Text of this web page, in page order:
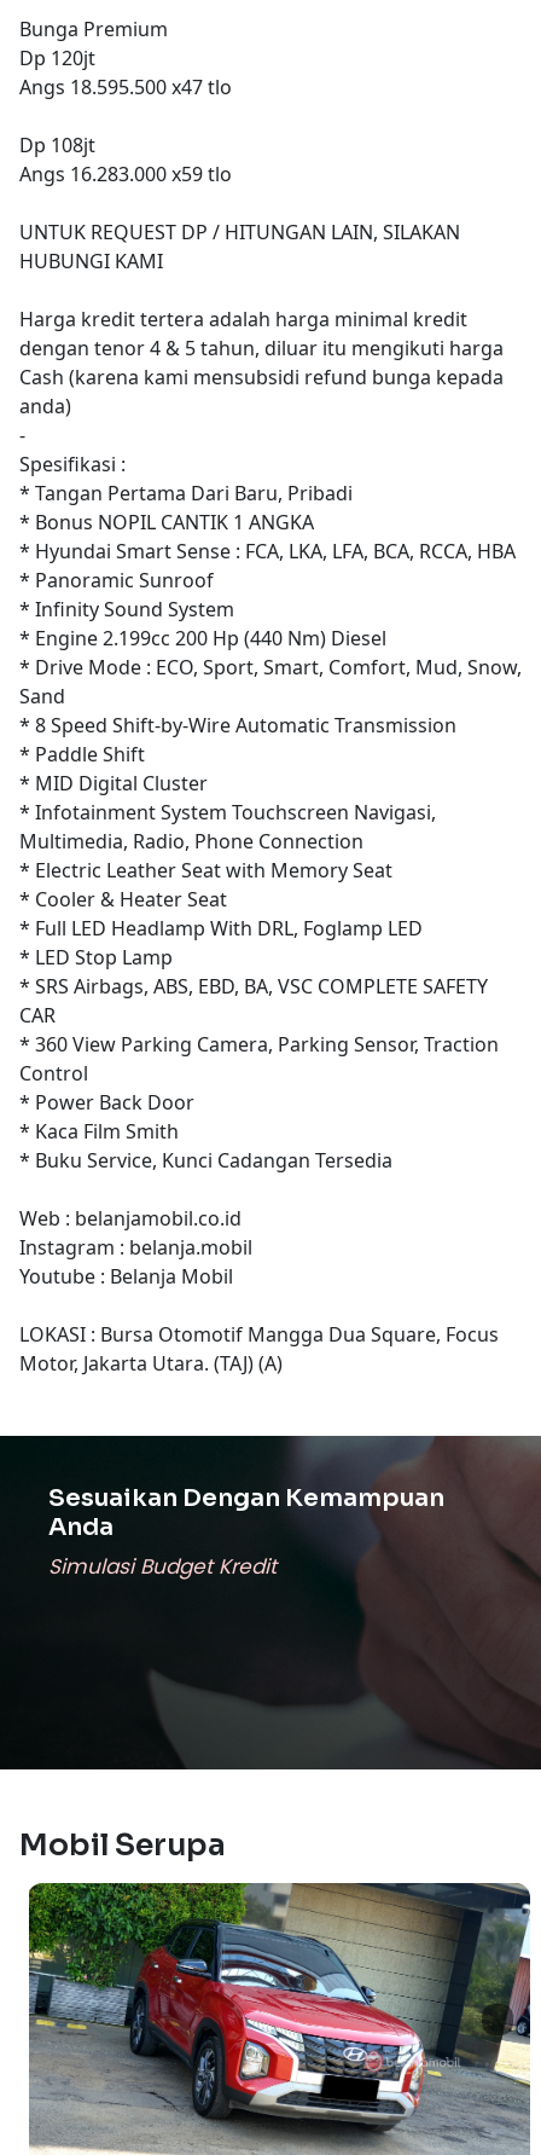
Bunga Premium
Dp 120jt
Angs 18.595.500 x47 tlo
Dp 108jt
Angs 16.283.000 x59 tlo
UNTUK REQUEST DP / HITUNGAN LAIN, SILAKAN
HUBUNGI KAMI
Harga kredit tertera adalah harga minimal kredit
dengan tenor 4 & 5 tahun, diluar itu mengikuti harga
Cash (karena kami mensubsidi refund bunga kepada
anda)
-
Spesifikasi :
* Tangan Pertama Dari Baru, Pribadi
* Bonus NOPIL CANTIK 1 ANGKA
* Hyundai Smart Sense : FCA, LKA, LFA, BCA, RCCA, HBA
* Panoramic Sunroof
* Infinity Sound System
* Engine 2.199cc 200 Hp (440 Nm) Diesel
* Drive Mode : ECO, Sport, Smart, Comfort, Mud, Snow,
Sand
* 8 Speed Shift-by-Wire Automatic Transmission
* Paddle Shift
* MID Digital Cluster
* Infotainment System Touchscreen Navigasi,
Multimedia, Radio, Phone Connection
* Electric Leather Seat with Memory Seat
* Cooler & Heater Seat
* Full LED Headlamp With DRL, Foglamp LED
* LED Stop Lamp
* SRS Airbags, ABS, EBD, BA, VSC COMPLETE SAFETY
CAR
* 360 View Parking Camera, Parking Sensor, Traction
Control
* Power Back Door
* Kaca Film Smith
* Buku Service, Kunci Cadangan Tersedia
Web : belanjamobil.co.id
Instagram : belanja.mobil
Youtube : Belanja Mobil
LOKASI : Bursa Otomotif Mangga Dua Square, Focus
Motor, Jakarta Utara. (TAJ) (A)
Sesuaikan Dengan Kemampuan
Anda
Simulasi Budget Kredit
Mobil Serupa